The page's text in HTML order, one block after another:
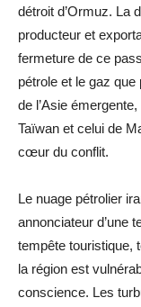
détroit d’Ormuz. La
producteur et
fermeture de ce
pétrole et le gaz que
de l’Asie
Taïwan et celui de
cœur du conflit.
Le nuage pétrolier
annonciateur d’une
tempête touristique,
la région est
conscience. Les